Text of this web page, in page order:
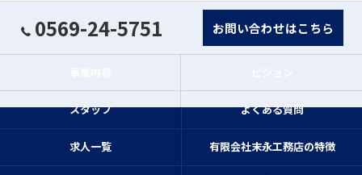
0569-24-5751 お問い合わせはこちら
スタッフ よくある質問
求人一覧 有限会社末永工務店の特徴